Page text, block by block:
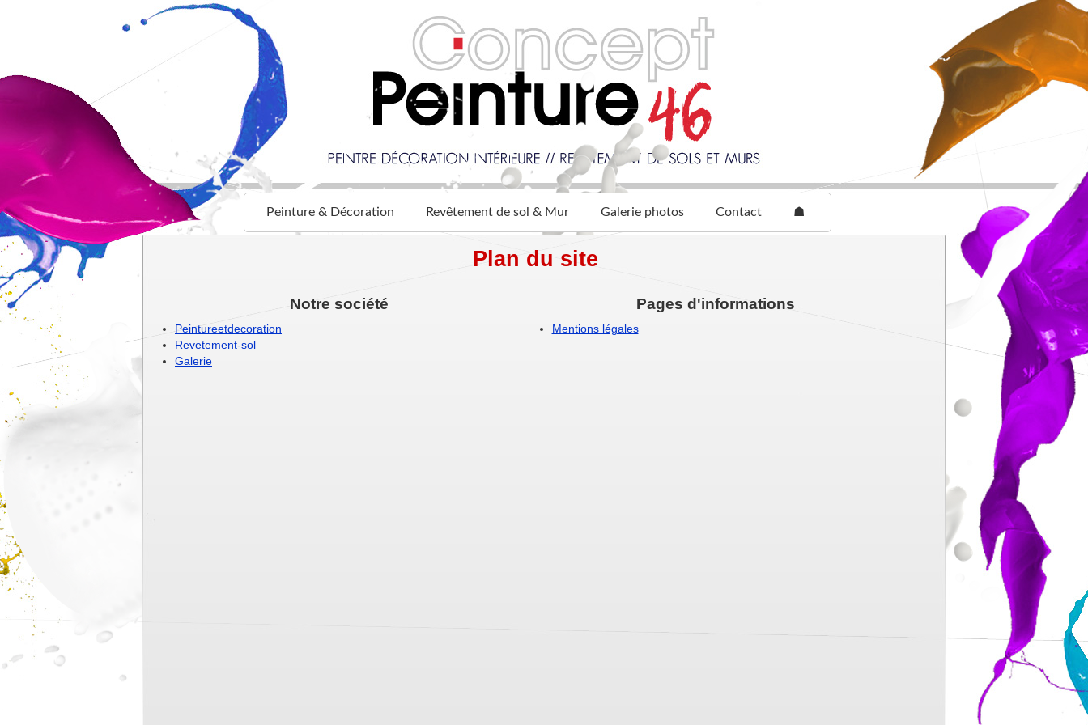
Peinture & Décoration Revêtement de sol & Mur Galerie photos Contact ☗
Plan du site
Notre société
Peintureetdecoration
Revetement-sol
Galerie
Pages d'informations
Mentions légales